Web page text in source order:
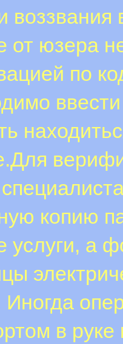
от юзера
по
копию
а
Иногда
в